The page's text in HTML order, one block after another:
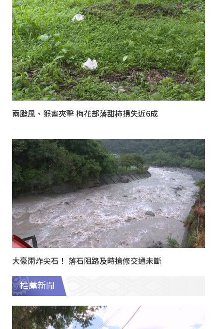
兩颱風、猴害夾擊 梅花部落甜柿損失近6成
大豪雨炸尖石！ 落石阻路及時搶修交通未斷
推薦新聞